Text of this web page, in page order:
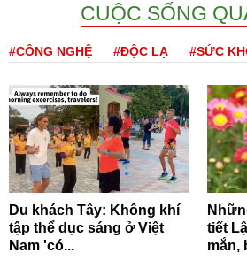
CUỘC SỐNG
#CÔNG NGHỆ #ĐỘC LẠ #SỨC
Du khách Tây: Không khí
tập thể dục sáng ở Việt
Nam 'có...
tiết
mắn,